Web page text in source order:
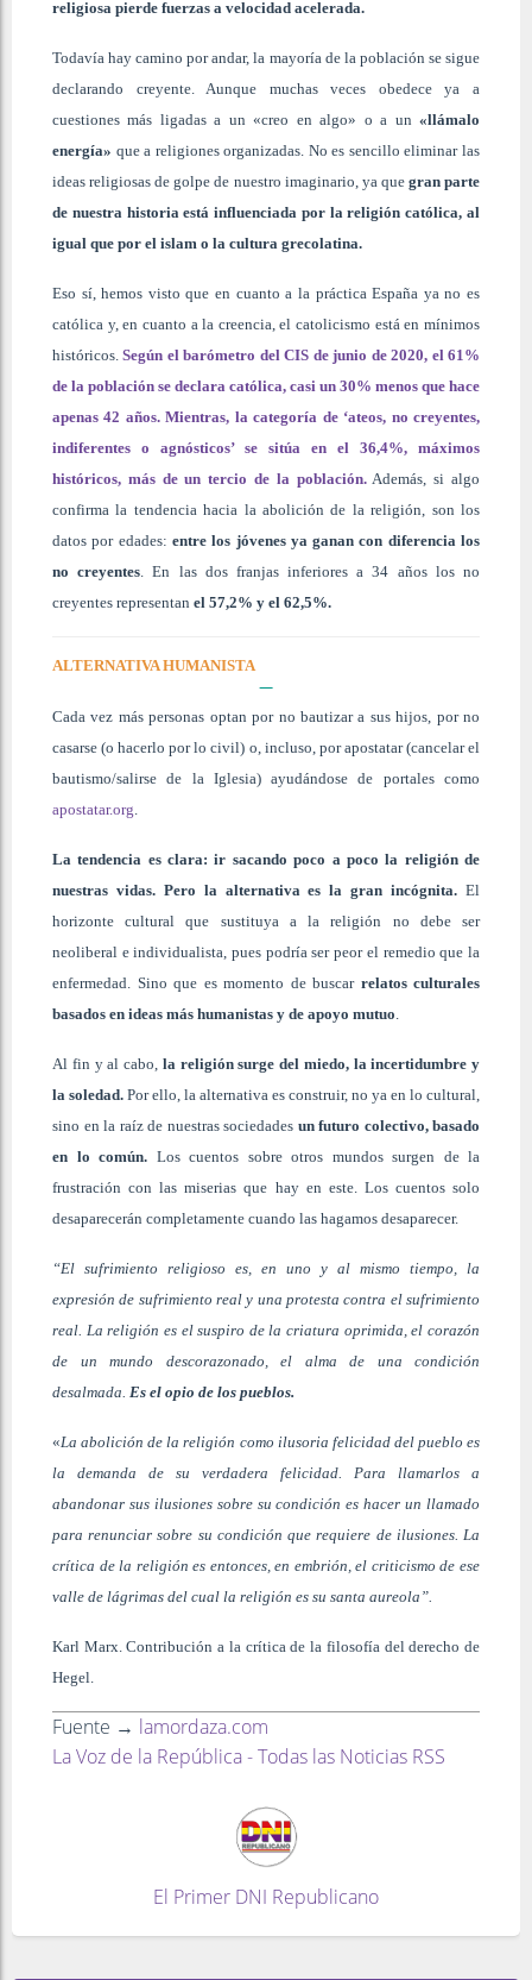
religiosa pierde fuerzas a velocidad acelerada.
Todavía hay camino por andar, la mayoría de la población se sigue
declarando creyente. Aunque muchas veces obedece ya a
cuestiones más ligadas a un «creo en algo» o a un «llámalo
energía» que a religiones organizadas. No es sencillo eliminar las
ideas religiosas de golpe de nuestro imaginario, ya que gran parte
de nuestra historia está influenciada por la religión católica, al
igual que por el islam o la cultura grecolatina.
Eso sí, hemos visto que en cuanto a la práctica España ya no es
católica y, en cuanto a la creencia, el catolicismo está en mínimos
históricos.Según el barómetro del CIS de junio de 2020, el 61%
de la población se declara católica, casi un 30% menos que hace
apenas 42 años. Mientras, la categoría de ‘ateos, no creyentes,
indiferentes o agnósticos’ se sitúa en el 36,4%, máximos
históricos, más de un tercio de la población.Además, si algo
confirma la tendencia hacia la abolición de la religión, son los
datos por edades: entre los jóvenes ya ganan con diferencia los
no creyentes. En las dos franjas inferiores a 34 años los no
creyentes representan el 57,2% y el 62,5%.
ALTERNATIVA HUMANISTA
Cada vez más personas optan por no bautizar a sus hijos, por no
casarse (o hacerlo por lo civil) o, incluso, por apostatar (cancelar el
bautismo/salirse de la Iglesia) ayudándose de portales como
apostatar.org.
La tendencia es clara: ir sacando poco a poco la religión de
nuestras vidas. Pero la alternativa es la gran incógnita. El
horizonte cultural que sustituya a la religión no debe ser
neoliberal e individualista, pues podría ser peor el remedio que la
enfermedad. Sino que es momento de buscarrelatos culturales
basados en ideas más humanistas y de apoyo mutuo.
Al fin y al cabo, la religión surge del miedo, la incertidumbre y
la soledad. Por ello, la alternativa es construir, no ya en lo cultural,
sino en la raíz de nuestras sociedades un futuro colectivo, basado
en lo común. Los cuentos sobre otros mundos surgen de la
frustración con las miserias que hay en este. Los cuentos solo
desaparecerán completamente cuando las hagamos desaparecer.
“El sufrimiento religioso es, en uno y al mismo tiempo, la
expresión de sufrimiento real y una protesta contra el sufrimiento
real. La religión es el suspiro de la criatura oprimida, el corazón
de un mundo descorazonado, el alma de una condición
desalmada. Es el opio de los pueblos.
«La abolición de la religión como ilusoria felicidad del pueblo es
la demanda de su verdadera felicidad. Para llamarlos a
abandonar sus ilusiones sobre su condición es hacer un llamado
para renunciar sobre su condición que requiere de ilusiones. La
crítica de la religión es entonces, en embrión, el criticismo de ese
valle de lágrimas del cual la religión es su santa aureola”.
Karl Marx. Contribución a la crítica de la filosofía del derecho de
Hegel.
Fuente → lamordaza.com
La Voz de la República - Todas las Noticias RSS
El Primer DNI Republicano